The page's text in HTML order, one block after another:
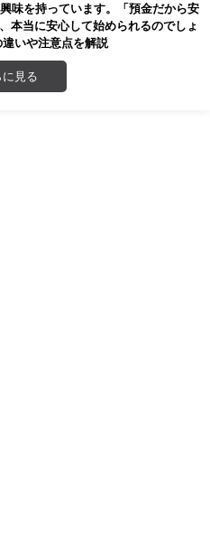
味を持っています。「預金だから安
本当に安心して始められるのでしょ
いや注意点を解説
に見る